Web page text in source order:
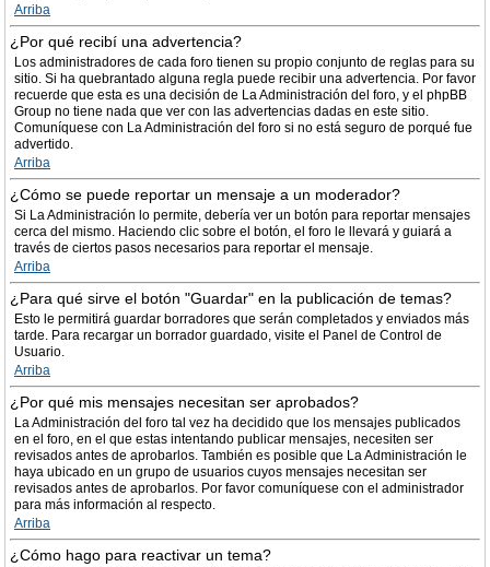
Arriba
¿Por qué recibí una advertencia?
Los administradores de cada foro tienen su propio conjunto de reglas para su
sitio. Si ha quebrantado alguna regla puede recibir una advertencia. Por favor
recuerde que esta es una decisión de La Administración del foro, y el phpBB
Group no tiene nada que ver con las advertencias dadas en este sitio.
Comuníquese con La Administración del foro si no está seguro de porqué fue
advertido.
Arriba
¿Cómo se puede reportar un mensaje a un moderador?
Si La Administración lo permite, debería ver un botón para reportar mensajes
cerca del mismo. Haciendo clic sobre el botón, el foro le llevará y guiará a
través de ciertos pasos necesarios para reportar el mensaje.
Arriba
¿Para qué sirve el botón "Guardar" en la publicación de temas?
Esto le permitirá guardar borradores que serán completados y enviados más
tarde. Para recargar un borrador guardado, visite el Panel de Control de
Usuario.
Arriba
¿Por qué mis mensajes necesitan ser aprobados?
La Administración del foro tal vez ha decidido que los mensajes publicados
en el foro, en el que estas intentando publicar mensajes, necesiten ser
revisados antes de aprobarlos. También es posible que La Administración le
haya ubicado en un grupo de usuarios cuyos mensajes necesitan ser
revisados antes de aprobarlos. Por favor comuníquese con el administrador
para más información al respecto.
Arriba
¿Cómo hago para reactivar un tema?